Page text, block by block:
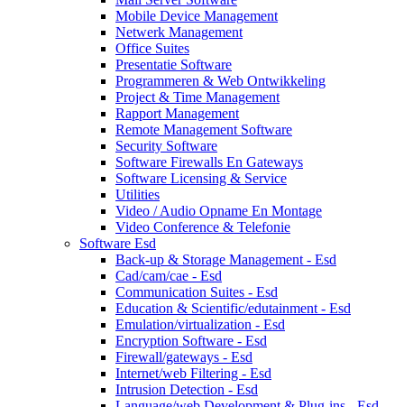
Mobile Device Management
Netwerk Management
Office Suites
Presentatie Software
Programmeren & Web Ontwikkeling
Project & Time Management
Rapport Management
Remote Management Software
Security Software
Software Firewalls En Gateways
Software Licensing & Service
Utilities
Video / Audio Opname En Montage
Video Conference & Telefonie
Software Esd
Back-up & Storage Management - Esd
Cad/cam/cae - Esd
Communication Suites - Esd
Education & Scientific/edutainment - Esd
Emulation/virtualization - Esd
Encryption Software - Esd
Firewall/gateways - Esd
Internet/web Filtering - Esd
Intrusion Detection - Esd